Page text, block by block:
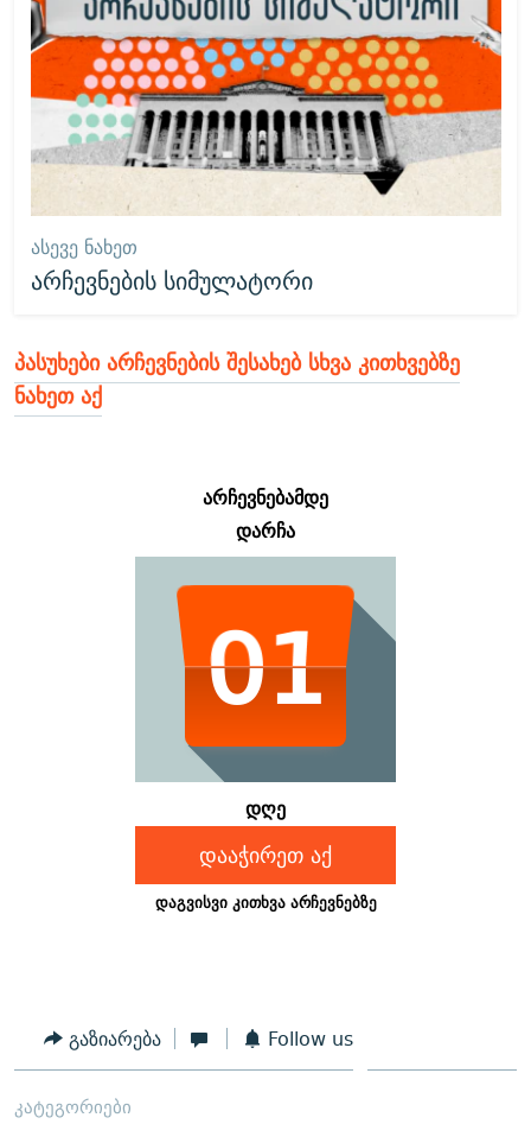
ᲐᲡᲔᲕᲔ ᲜᲐᲮᲔᲗ
არჩევნების სიმულატორი
პასუხები არჩევნების შესახებ სხვა კითხვებზე
ნახეთ აქ
გაზიარება Follow us
კატეგორიები